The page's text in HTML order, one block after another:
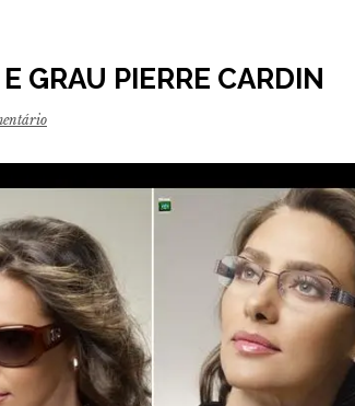
GRAU PIERRE CARDIN